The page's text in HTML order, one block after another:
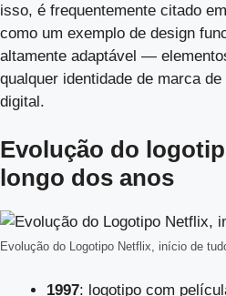
isso, é frequentemente citado
como um exemplo de design
altamente adaptável —
qualquer identidade de marca
digital.
Evolução do
longo dos anos
Evolução do Logotipo Netflix, início de
1997: logotipo com